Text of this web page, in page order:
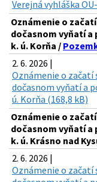
Verejná vyhláška
Oznámenie o
dočasnom vyňatí a
k. ú. Korňa /
2. 6. 2026 |
Oznámenie o začatí
dočasnom vyňatí a
ú. Korňa (168,8 kB)
Oznámenie o
dočasnom vyňatí a
k. ú. Krásno nad
2. 6. 2026 |
Oznámenie o začatí